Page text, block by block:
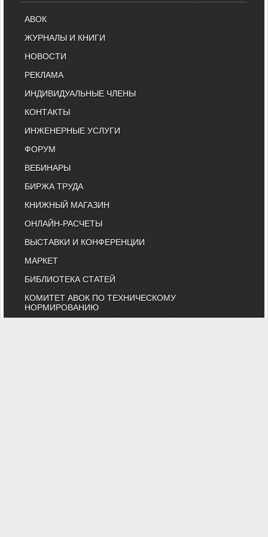
АВОК
ЖУРНАЛЫ И КНИГИ
НОВОСТИ
РЕКЛАМА
ИНДИВИДУАЛЬНЫЕ ЧЛЕНЫ
КОНТАКТЫ
ИНЖЕНЕРНЫЕ УСЛУГИ
ФОРУМ
ВЕБИНАРЫ
БИРЖА ТРУДА
КНИЖНЫЙ МАГАЗИН
ОНЛАЙН-РАСЧЕТЫ
ВЫСТАВКИ И КОНФЕРЕНЦИИ
МАРКЕТ
БИБЛИОТЕКА СТАТЕЙ
КОМИТЕТ АВОК ПО ТЕХНИЧЕСКОМУ
НОРМИРОВАНИЮ